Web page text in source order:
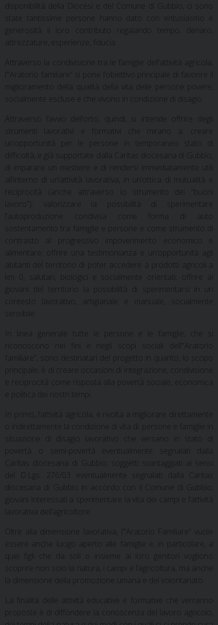
disponibilità della Diocesi e del Comune di Gubbio, ci sono
state tantissime persone hanno dato con entusiasmo e
generosità il loro contributo regalando tempo, denaro,
attrezzature, esperienze, fiducia…
Attraverso la condivisione tra le famiglie dell’attività agricola,
l’“Aratorio familiare” si pone l’obiettivo principale di favorire il
miglioramento della qualità della vita delle persone povere,
socialmente escluse e che vivono in condizione di disagio.
Attraverso l’avvio dell’orto, quindi, si intende offrire degli
strumenti lavorativi e formativi che mirano a: creare
un’opportunità per le persone in temporaneo stato di
difficoltà, e già supportate dalla Caritas diocesana di Gubbio,
di imparare un mestiere e di rendersi immediatamente utili
all’interno di un’attività lavorativa, in un’ottica di mutualità e
reciprocità (anche attraverso lo strumento dei “buoni
lavoro”); valorizzare la possibilità di sperimentare
l’autoproduzione condivisa come forma di auto
sostentamento tra famiglie e persone e come strumento di
contrasto al progressivo impoverimento economico e
alimentare; offrire una testimonianza e un’opportunità agli
abitanti del territorio di poter accedere a prodotti agricoli a
km 0, salutari, biologici e socialmente orientati; offrire ai
giovani del territorio la possibilità di sperimentarsi in un
contesto lavorativo, artigianale e manuale, socialmente
sensibile.
In linea generale tutte le persone e le famiglie, che si
riconoscono nei fini e negli scopi sociali dell’“Aratorio
familiare”, sono destinatari del progetto in quanto, lo scopo
principale, è di creare occasioni di integrazione, condivisione
e reciprocità come risposta alla povertà sociale, economica
e politica dei nostri tempi.
In primis, l’attività agricola, è rivolta a migliorare direttamente
o indirettamente la condizione di vita di: persone e famiglie in
situazione di disagio lavorativo che versano in stato di
povertà o semi-povertà eventualmente segnalati dalla
Caritas diocesana di Gubbio; soggetti svantaggiati ai sensi
del D.Lgs. 276/03 eventualmente segnalati dalla Caritas
diocesana di Gubbio in accordo con il Comune di Gubbio;
giovani interessati a sperimentare la vita dei campi e l’attività
lavorativa dell’agricoltore.
Oltre alla dimensione lavorativa, l’“Aratorio Familiare” vuole
essere anche luogo aperto alle famiglie e, in particolare, a
quei figli che da soli o insieme ai loro genitori vogliono
scoprire non solo la natura, i campi e l’agricoltura, ma anche
la dimensione della promozione umana e del volontariato.
La finalità delle attività educative e formative che verranno
proposte è di diffondere la conoscenza del lavoro agricolo,